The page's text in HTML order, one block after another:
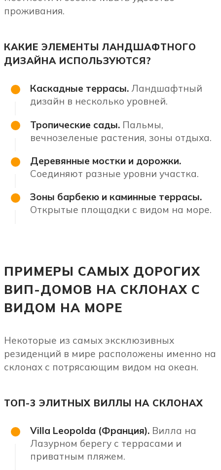
проживания.
КАКИЕ ЭЛЕМЕНТЫ ЛАНДШАФТНОГО
ДИЗАЙНА ИСПОЛЬЗУЮТСЯ?
Каскадные террасы.Ландшафтный
дизайн в несколько уровней.
Тропические сады.Пальмы,
вечнозеленые растения, зоны отдыха.
Деревянные мостки и дорожки.
Соединяют разные уровни участка.
Зоны барбекю и каминные террасы.
Открытые площадки с видом на море.
ПРИМЕРЫ САМЫХ ДОРОГИХ
ВИП-ДОМОВ НА СКЛОНАХ С
ВИДОМ НА МОРЕ
Некоторые из самых эксклюзивных
резиденций в мире расположены именно на
склонах с потрясающим видом на океан.
ТОП-3 ЭЛИТНЫХ ВИЛЛЫ НА СКЛОНАХ
Villa Leopolda (Франция).Вилла на
Лазурном берегу с террасами и
приватным пляжем.